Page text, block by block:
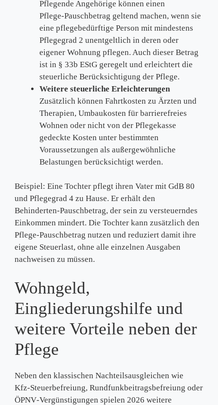
Pflegende Angehörige können einen
Pflege‑Pauschbetrag geltend machen, wenn sie
eine pflegebedürftige Person mit mindestens
Pflegegrad 2 unentgeltlich in deren oder
eigener Wohnung pflegen. Auch dieser Betrag
ist in § 33b EStG geregelt und erleichtert die
steuerliche Berücksichtigung der Pflege.
Weitere steuerliche Erleichterungen
Zusätzlich können Fahrtkosten zu Ärzten und
Therapien, Umbaukosten für barrierefreies
Wohnen oder nicht von der Pflegekasse
gedeckte Kosten unter bestimmten
Voraussetzungen als außergewöhnliche
Belastungen berücksichtigt werden.
Beispiel: Eine Tochter pflegt ihren Vater mit GdB 80
und Pflegegrad 4 zu Hause. Er erhält den
Behinderten‑Pauschbetrag, der sein zu versteuerndes
Einkommen mindert. Die Tochter kann zusätzlich den
Pflege‑Pauschbetrag nutzen und reduziert damit ihre
eigene Steuerlast, ohne alle einzelnen Ausgaben
nachweisen zu müssen.
Wohngeld,
Eingliederungshilfe und
weitere Vorteile neben der
Pflege
Neben den klassischen Nachteilsausgleichen wie
Kfz‑Steuerbefreiung, Rundfunkbeitragsbefreiung oder
ÖPNV‑Vergünstigungen spielen 2026 weitere